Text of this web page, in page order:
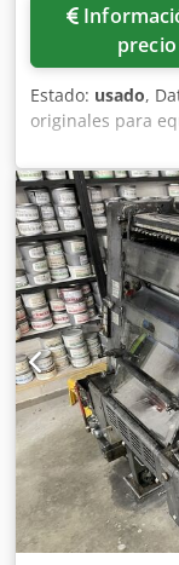
Información de
precio
Estado: usado,
originales para
Chedpjwmga
originales Ryobi
el numero de
gran descuento!